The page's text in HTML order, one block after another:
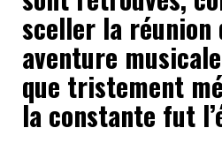
sceller la réunion
aventure
que tristement
la constante fut